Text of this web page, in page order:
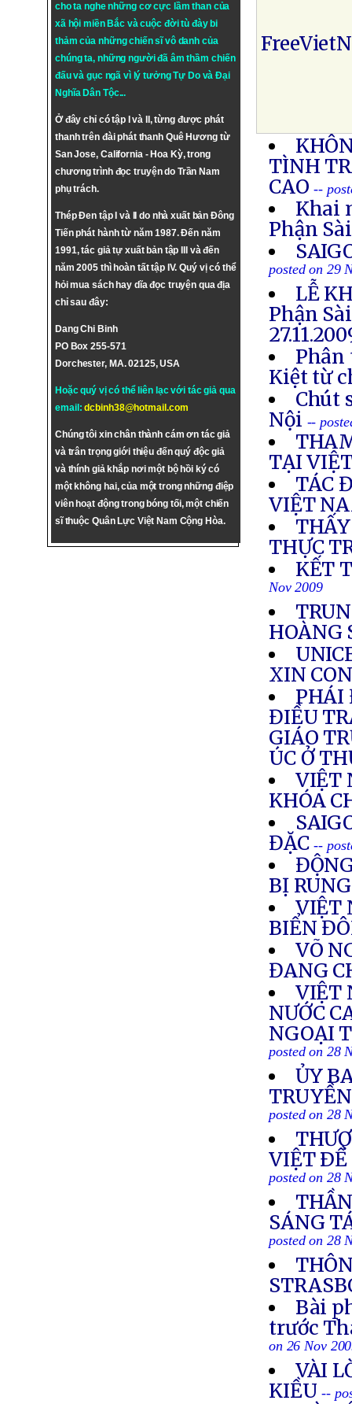
cho ta nghe những cơ cực lầm than của
xã hội miền Bắc và cuộc đời tù đày bi
thảm của những chiến sĩ vô danh của
chúng ta, những người đã âm thầm chiến
đấu và gục ngã vì lý tưởngTự DovàĐại
Nghĩa Dân Tộc...
Ở đây chỉ có tập I và II, từng được phát
thanh trên đài phát thanh Quê Hương từ
San Jose, California - Hoa Kỳ, trong
chương trình đọc truyện do Trần Nam
phụ trách.
Thép Đen tập I và II do nhà xuất bản Đông
Tiến phát hành từ năm 1987. Đến năm
1991, tác giả tự xuất bản tập III và đến
năm 2005 thì hoàn tất tập IV. Quý vị có thể
hỏi mua sách hay dĩa đọc truyện qua địa
chỉ sau đây:
Dang Chi Binh
PO Box 255-571
Dorchester, MA. 02125, USA
Hoặc quý vị có thể liên lạc với tác giả qua
email:dcbinh38@hotmail.com
Chúng tôi xin chân thành cám ơn tác giả
và trân trọng giới thiệu đến quý độc giả
và thính giả khắp nơi một bộ hồi ký có
một không hai, của một trong những điệp
viên hoạt động trong bóng tối, một chiến
sĩ thuộc Quân Lực Việt Nam Cộng Hòa.
TÌNH
CAO--
Khai
Phận
posted on 29
LỄ
Phận
Phân
Kiệt từ
Chút
Nội --
TẠI
TÁC
VIỆT
THỰC
KẾT
Nov 2009
HOÀNG
XIN
PHÁI
ĐIỀU
GIÁO
ÚC Ở
VIỆT
KHÓA
ĐẶC--
BỊ
VIỆT
BIỂN
VÕ
ĐANG
VIỆT
NƯỚC
NGOẠI
posted on 28
ỦY
posted on 28
VIỆT ÐỀ
posted on 28
SÁNG
posted on 28
Bài
trước
on 26 Nov
VÀI
KIỀU--